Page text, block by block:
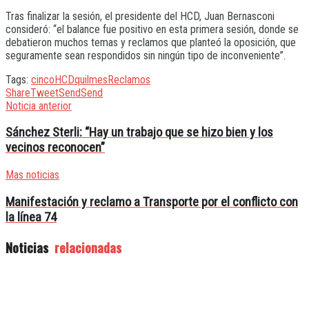
Tras finalizar la sesión, el presidente del HCD, Juan Bernasconi
consideró: “el balance fue positivo en esta primera sesión, donde se
debatieron muchos temas y reclamos que planteó la oposición, que
seguramente sean respondidos sin ningún tipo de inconveniente”.
Tags: cincoHCDquilmesReclamos
ShareTweetSendSend
Noticia anterior
Sánchez Sterli: “Hay un trabajo que se hizo bien y los
vecinos reconocen”
Mas noticias
Manifestación y reclamo a Transporte por el conflicto con
la línea 74
Noticias relacionadas